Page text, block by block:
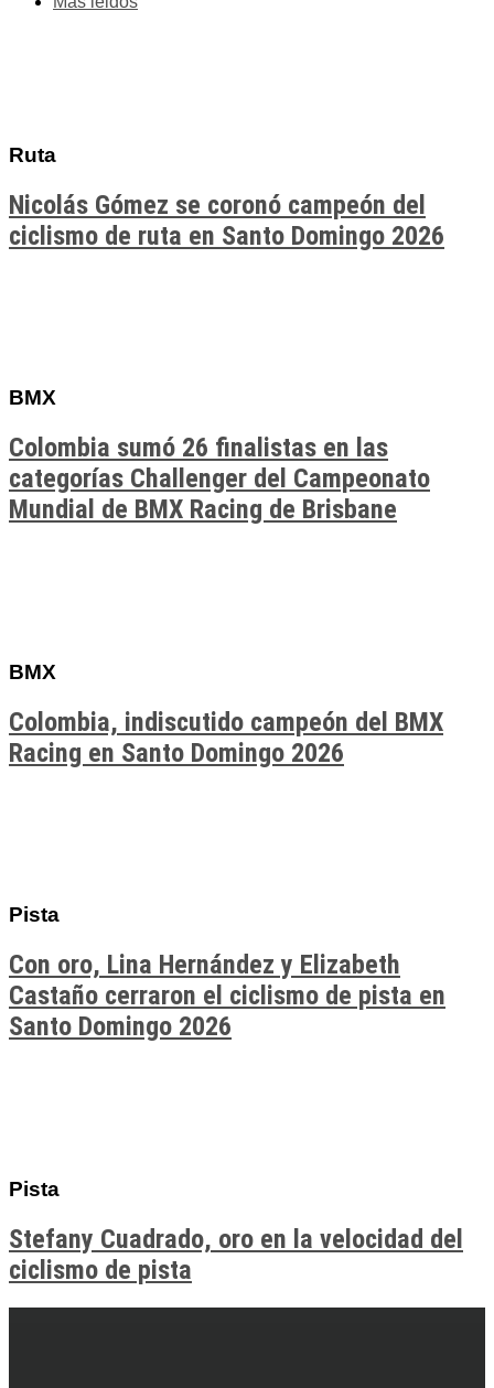
Ruta
Nicolás Gómez se coronó campeón del
ciclismo de ruta en Santo Domingo 2026
BMX
Colombia sumó 26 finalistas en las
categorías Challenger del Campeonato
Mundial de BMX Racing de Brisbane
BMX
Colombia, indiscutido campeón del BMX
Racing en Santo Domingo 2026
Pista
Con oro, Lina Hernández y Elizabeth
Castaño cerraron el ciclismo de pista en
Santo Domingo 2026
Pista
Stefany Cuadrado, oro en la velocidad del
ciclismo de pista